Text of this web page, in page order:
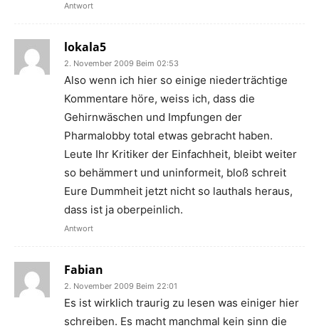
Antwort
lokala5
2. November 2009 Beim 02:53
Also wenn ich hier so einige niederträchtige
Kommentare höre, weiss ich, dass die
Gehirnwäschen und Impfungen der
Pharmalobby total etwas gebracht haben.
Leute Ihr Kritiker der Einfachheit, bleibt weiter
so behämmert und uninformeit, bloß schreit
Eure Dummheit jetzt nicht so lauthals heraus,
dass ist ja oberpeinlich.
Antwort
Fabian
2. November 2009 Beim 22:01
Es ist wirklich traurig zu lesen was einiger hier
schreiben. Es macht manchmal kein sinn die